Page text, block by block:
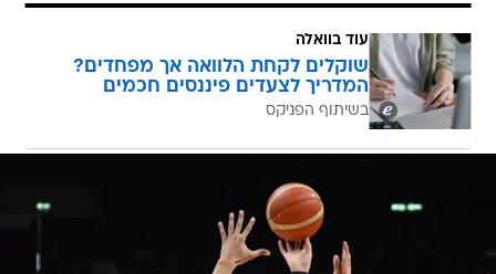
עוד בוואלה
שוקלים לקחת הלוואה אך מפחדים?
המדריך לצעדים פיננסים חכמים
בשיתוף הפניקס